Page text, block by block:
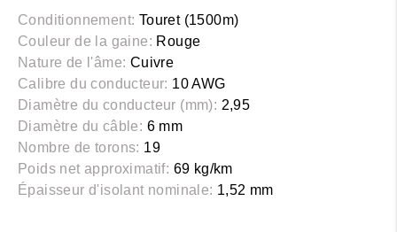
Conditionnement: Touret (1500m)
Couleur de la gaine: Rouge
Nature de l'âme: Cuivre
Calibre du conducteur: 10 AWG
Diamètre du conducteur (mm): 2,95
Diamètre du câble: 6 mm
Nombre de torons: 19
Poids net approximatif: 69 kg/km
Épaisseur d'isolant nominale: 1,52 mm